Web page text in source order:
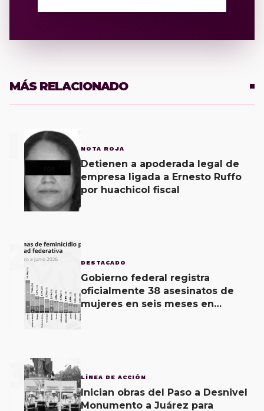
MÁS RELACIONADO
NOTA ROJA
Detienen a apoderada legal de
empresa ligada a Ernesto Ruffo
por huachicol fiscal
2 DESTACADO
Gobierno federal registra
oficialmente 38 asesinatos de
mujeres en seis meses en
3 LÍNEA DE ACCIÓN
Inician obras del Paso a Desnivel
Monumento a Juárez para